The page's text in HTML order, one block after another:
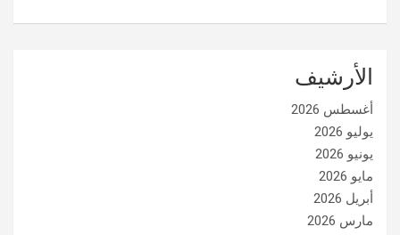
الأرشيف
أغسطس 2026
يوليو 2026
يونيو 2026
مايو 2026
أبريل 2026
مارس 2026